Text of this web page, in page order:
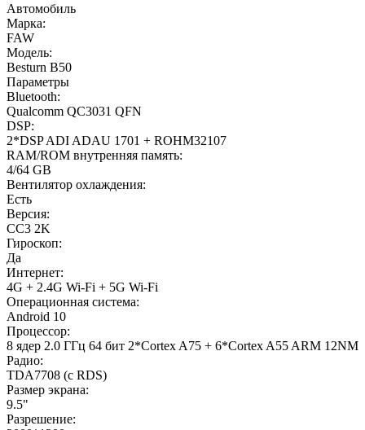
Автомобиль
Марка:
FAW
Модель:
Besturn B50
Параметры
Bluetooth:
Qualcomm QC3031 QFN
DSP:
2*DSP ADI ADAU 1701 + ROHM32107
RAM/ROM внутренняя память:
4/64 GB
Вентилятор охлаждения:
Есть
Версия:
CC3 2K
Гироскоп:
Да
Интернет:
4G + 2.4G Wi-Fi + 5G Wi-Fi
Операционная система:
Android 10
Процессор:
8 ядер 2.0 ГГц 64 бит 2*Cortex A75 + 6*Cortex A55 ARM 12NM
Радио:
TDA7708 (с RDS)
Размер экрана:
9.5"
Разрешение: